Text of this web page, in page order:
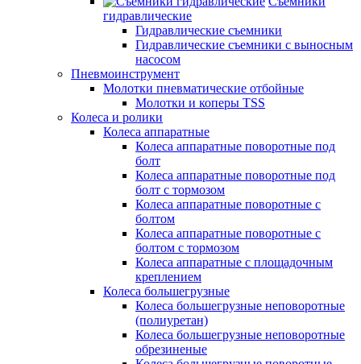
гидравлические
Гидравлические съемники
Гидравлические cъемники с выносным
насосом
Пневмоинструмент
Молотки пневматические отбойные
Молотки и коперы TSS
Колеса и ролики
Колеса аппаратные
Колеса аппаратные поворотные под
болт
Колеса аппаратные поворотные под
болт с тормозом
Колеса аппаратные поворотные с
болтом
Колеса аппаратные поворотные с
болтом с тормозом
Колеса аппаратные с площадочным
креплением
Колеса большегрузные
Колеса большегрузные неповоротные
(полиуретан)
Колеса большегрузные неповоротные
обрезиненые